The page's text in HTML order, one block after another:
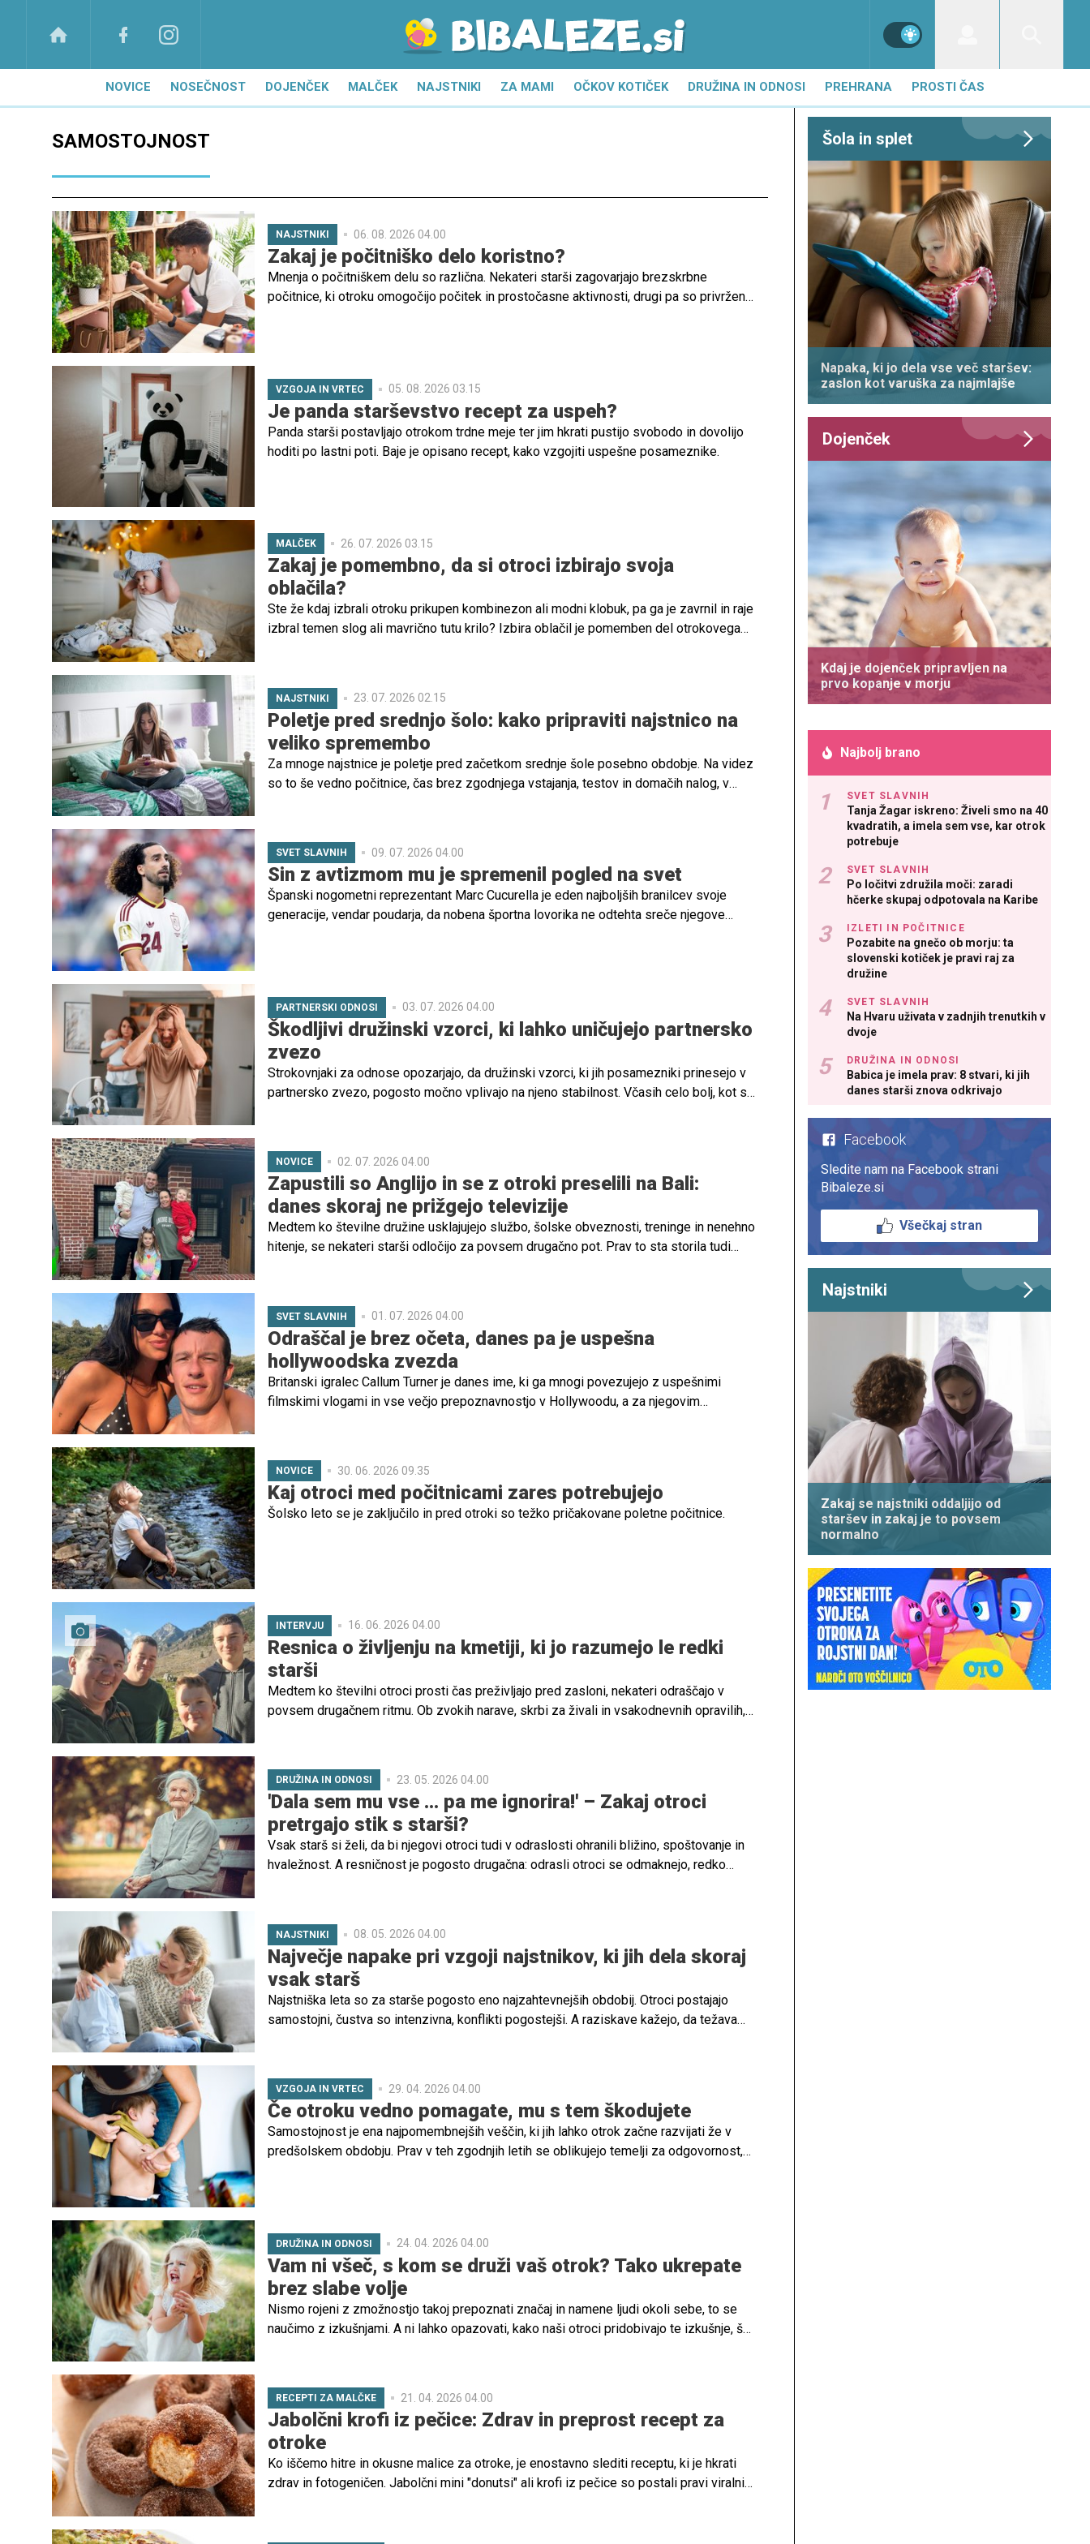
NOVICE NOSEČNOST DOJENČEK MALČEK NAJSTNIKI ZA MAMI OČKOV KOTIČEK DRUŽINA IN ODNOSI PREHRANA PROSTI ČAS
SAMOSTOJNOST
NAJSTNIKI 06. 08. 2026 04.00
Zakaj je počitniško delo koristno?
Mnenja o počitniškem delu so različna. Nekateri starši zagovarjajo brezskrbne
počitnice, ki otroku omogočijo počitek in prostočasne aktivnosti, drugi pa so privrženci
VZGOJA IN VRTEC 05. 08. 2026 03.15
Je panda starševstvo recept za uspeh?
Panda starši postavljajo otrokom trdne meje ter jim hkrati pustijo svobodo in dovolijo
hoditi po lastni poti. Baje je opisano recept, kako vzgojiti uspešne posameznike.
MALČEK 26. 07. 2026 03.15
Zakaj je pomembno, da si otroci izbirajo svoja
oblačila?
Ste že kdaj izbrali otroku prikupen kombinezon ali modni klobuk, pa ga je zavrnil in raje
izbral temen slog ali mavrično tutu krilo? Izbira oblačil je pomemben del otrokovega
prijazno in učinkovito pristopijo.
NAJSTNIKI 23. 07. 2026 02.15
Poletje pred srednjo šolo: kako pripraviti najstnico na
veliko spremembo
Za mnoge najstnice je poletje pred začetkom srednje šole posebno obdobje. Na videz
so to še vedno počitnice, čas brez zgodnjega vstajanja, testov in domačih nalog, v
SVET SLAVNIH 09. 07. 2026 04.00
Sin z avtizmom mu je spremenil pogled na svet
Španski nogometni reprezentant Marc Cucurella je eden najboljših branilcev svoje
generacije, vendar poudarja, da nobena športna lovorika ne odtehta sreče njegove
PARTNERSKI ODNOSI 03. 07. 2026 04.00
Škodljivi družinski vzorci, ki lahko uničujejo partnersko
zvezo
Strokovnjaki za odnose opozarjajo, da družinski vzorci, ki jih posamezniki prinesejo v
partnersko zvezo, pogosto močno vplivajo na njeno stabilnost. Včasih celo bolj, kot se
NOVICE 02. 07. 2026 04.00
Zapustili so Anglijo in se z otroki preselili na Bali:
danes skoraj ne prižgejo televizije
Medtem ko številne družine usklajujejo službo, šolske obveznosti, treninge in nenehno
hitenje, se nekateri starši odločijo za povsem drugačno pot. Prav to sta storila tudi
SVET SLAVNIH 01. 07. 2026 04.00
Odraščal je brez očeta, danes pa je uspešna
hollywoodska zvezda
Britanski igralec Callum Turner je danes ime, ki ga mnogi povezujejo z uspešnimi
filmskimi vlogami in vse večjo prepoznavnostjo v Hollywoodu, a za njegovim
NOVICE 30. 06. 2026 09.35
Kaj otroci med počitnicami zares potrebujejo
Šolsko leto se je zaključilo in pred otroki so težko pričakovane poletne počitnice.
INTERVJU 16. 06. 2026 04.00
Resnica o življenju na kmetiji, ki jo razumejo le redki
starši
Medtem ko številni otroci prosti čas preživljajo pred zasloni, nekateri odraščajo v
povsem drugačnem ritmu. Ob zvokih narave, skrbi za živali in vsakodnevnih opravilih,
DRUŽINA IN ODNOSI 23. 05. 2026 04.00
'Dala sem mu vse ... pa me ignorira!' – Zakaj otroci
pretrgajo stik s starši?
Vsak starš si želi, da bi njegovi otroci tudi v odraslosti ohranili bližino, spoštovanje in
hvaležnost. A resničnost je pogosto drugačna: odrasli otroci se odmaknejo, redko
NAJSTNIKI 08. 05. 2026 04.00
Največje napake pri vzgoji najstnikov, ki jih dela skoraj
vsak starš
Najstniška leta so za starše pogosto eno najzahtevnejših obdobij. Otroci postajajo
samostojni, čustva so intenzivna, konflikti pogostejši. A raziskave kažejo, da težava
VZGOJA IN VRTEC 29. 04. 2026 04.00
Če otroku vedno pomagate, mu s tem škodujete
Samostojnost je ena najpomembnejših veščin, ki jih lahko otrok začne razvijati že v
predšolskem obdobju. Prav v teh zgodnjih letih se oblikujejo temelji za odgovornost,
DRUŽINA IN ODNOSI 24. 04. 2026 04.00
Vam ni všeč, s kom se druži vaš otrok? Tako ukrepate
brez slabe volje
Nismo rojeni z zmožnostjo takoj prepoznati značaj in namene ljudi okoli sebe, to se
naučimo z izkušnjami. A ni lahko opazovati, kako naši otroci pridobivajo te izkušnje, še
RECEPTI ZA MALČKE 21. 04. 2026 04.00
Jabolčni krofi iz pečice: Zdrav in preprost recept za
otroke
Ko iščemo hitre in okusne malice za otroke, je enostavno slediti receptu, ki je hkrati
zdrav in fotogeničen. Jabolčni mini "donutsi" ali krofi iz pečice so postali pravi viralni
Šola in splet
Napaka, ki jo dela vse več staršev:
zaslon kot varuška za najmlajše
Dojenček
Kdaj je dojenček pripravljen na
prvo kopanje v morju
Najbolj brano
SVET SLAVNIH
Tanja Žagar iskreno: Živeli smo na 40
kvadratih, a imela sem vse, kar otrok
potrebuje
SVET SLAVNIH
Po ločitvi združila moči: zaradi
hčerke skupaj odpotovala na Karibe
IZLETI IN POČITNICE
Pozabite na gnečo ob morju: ta
slovenski kotiček je pravi raj za
družine
SVET SLAVNIH
Na Hvaru uživata v zadnjih trenutkih v
dvoje
DRUŽINA IN ODNOSI
Babica je imela prav: 8 stvari, ki jih
danes starši znova odkrivajo
Facebook
Sledite nam na Facebook strani
Bibaleze.si
Všečkaj stran
Najstniki
Zakaj se najstniki oddaljijo od
staršev in zakaj je to povsem
normalno